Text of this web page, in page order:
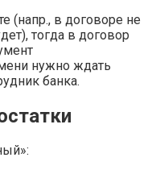
(напр., в договоре не
тогда в договор
нужно ждать
банка.